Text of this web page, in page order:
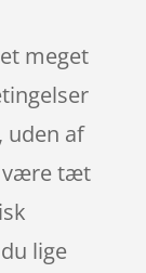
meget
uden af
være tæt
lige